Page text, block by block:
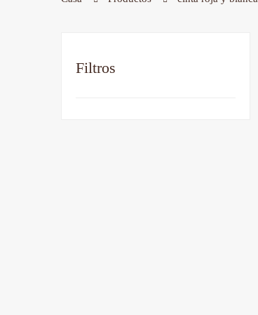
Filtros